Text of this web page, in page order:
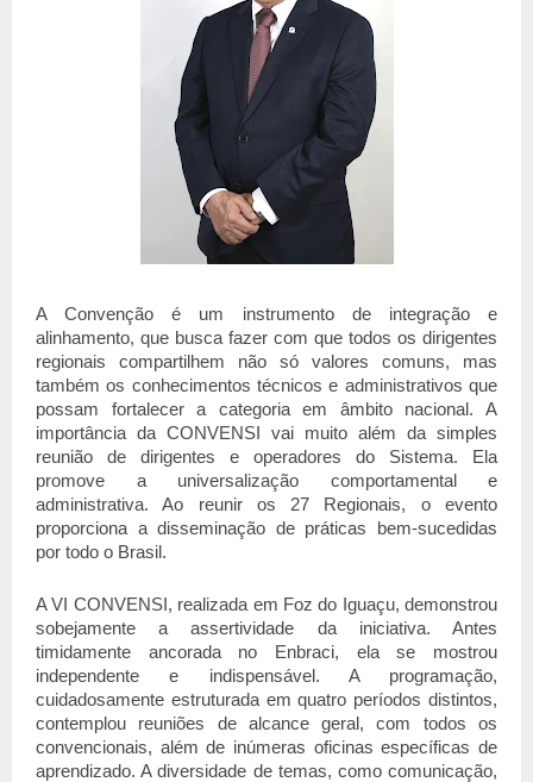
A Convenção é um instrumento de integração e
alinhamento, que busca fazer com que todos os dirigentes
regionais compartilhem não só valores comuns, mas
também os conhecimentos técnicos e administrativos que
possam fortalecer a categoria em âmbito nacional. A
importância da CONVENSI vai muito além da simples
reunião de dirigentes e operadores do Sistema. Ela
promove a universalização comportamental e
administrativa. Ao reunir os 27 Regionais, o evento
proporciona a disseminação de práticas bem-sucedidas
por todo o Brasil.
A VI CONVENSI, realizada em Foz do Iguaçu, demonstrou
sobejamente a assertividade da iniciativa. Antes
timidamente ancorada no Enbraci, ela se mostrou
independente e indispensável. A programação,
cuidadosamente estruturada em quatro períodos distintos,
contemplou reuniões de alcance geral, com todos os
convencionais, além de inúmeras oficinas específicas de
aprendizado. A diversidade de temas, como comunicação,